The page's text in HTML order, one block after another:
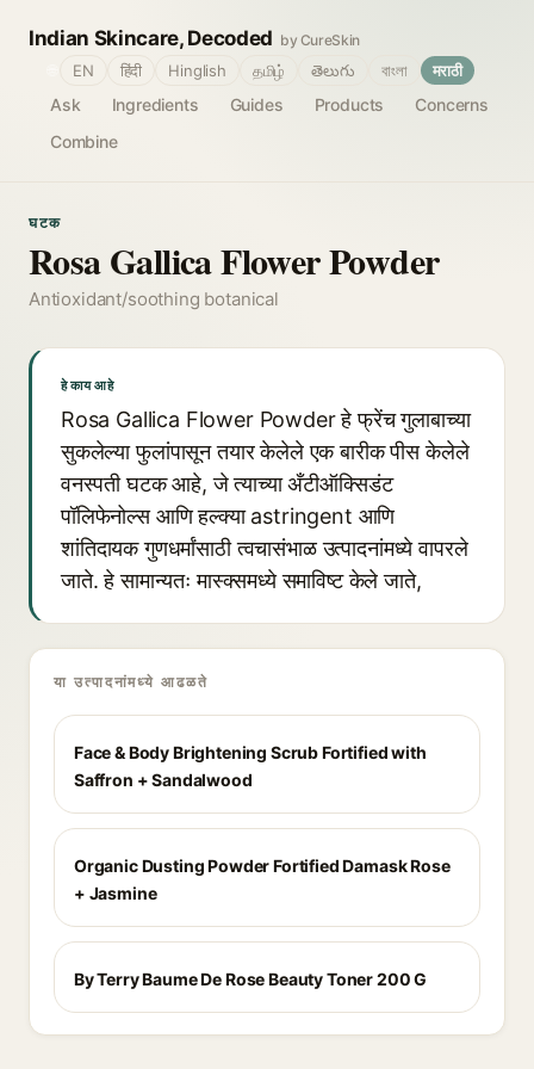
Indian Skincare, Decoded by CureSkin
Ask Ingredients Guides Products
Concerns
Combine
EN हिंदी Hinglish தமிழ் తెలుగు বাংলা मराठी
घटक
Rosa Gallica Flower Powder
Antioxidant/soothing botanical
हे काय आहे
Rosa Gallica Flower Powder हे फ्रेंच गुलाबाच्या
सुकलेल्या फुलांपासून तयार केलेले एक बारीक पीस केलेले
वनस्पती घटक आहे, जे त्याच्या अँटीऑक्सिडंट
पॉलिफेनोल्स आणि हल्क्या astringent आणि
शांतिदायक गुणधर्मांसाठी त्वचासंभाळ उत्पादनांमध्ये वापरले
जाते. हे सामान्यतः मास्क्समध्ये समाविष्ट केले जाते,
या उत्पादनांमध्ये आढळते
Face & Body Brightening Scrub Fortified with
Saffron + Sandalwood
Organic Dusting Powder Fortified Damask Rose
+ Jasmine
By Terry Baume De Rose Beauty Toner 200 G